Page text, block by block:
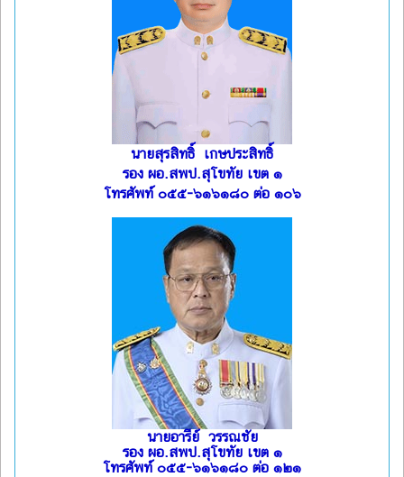
นายสุรสิทธิ์ เกษประสิทธิ์
รอง ผอ.สพป.สุโขทัย เขต ๑
โทรศัพท์ ๐๕๕-๖๑๖๑๘๐ ต่อ ๑๐๖
นายอารีย์ วรรณชัย
รอง ผอ.สพป.สุโขทัย เขต ๑
โทรศัพท์ ๐๕๕-๖๑๖๑๘๐ ต่อ ๑๒๑